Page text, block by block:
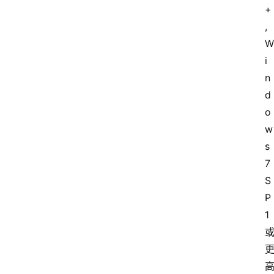
+
,
W
i
n
d
o
w
s
7
S
P
1
或
更
高